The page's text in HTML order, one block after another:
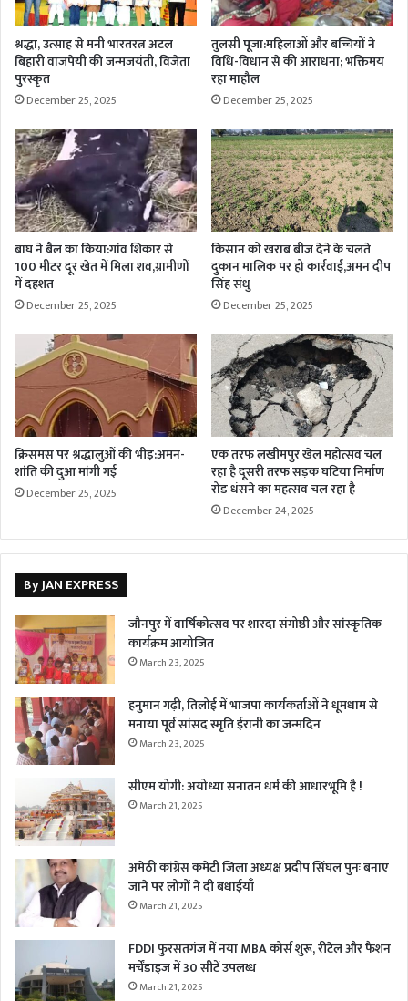
श्रद्धा, उत्साह से मनी भारतरत्न अटल
बिहारी वाजपेयी की जन्मजयंती, विजेता
पुरस्कृत
December 25, 2025
तुलसी पूजा:महिलाओं और बच्चियों ने
विधि-विधान से की आराधना; भक्तिमय
रहा माहौल
December 25, 2025
बाघ ने बैल का किया:गांव शिकार से
100 मीटर दूर खेत में मिला शव,ग्रामीणों
में दहशत
December 25, 2025
किसान को खराब बीज देने के चलते
दुकान मालिक पर हो कार्रवाई,अमन दीप
सिंह संधु
December 25, 2025
क्रिसमस पर श्रद्धालुओं की भीड़:अमन-
शांति की दुआ मांगी गई
December 25, 2025
एक तरफ लखीमपुर खेल महोत्सव चल
रहा है दूसरी तरफ सड़क घटिया निर्माण
रोड धंसने का महत्सव चल रहा है
December 24, 2025
By JAN EXPRESS
जौनपुर में वार्षिकोत्सव पर शारदा संगोष्ठी और सांस्कृतिक
कार्यक्रम आयोजित
March 23, 2025
हनुमान गढ़ी, तिलोई में भाजपा कार्यकर्ताओं ने धूमधाम से
मनाया पूर्व सांसद स्मृति ईरानी का जन्मदिन
March 23, 2025
सीएम योगी: अयोध्या सनातन धर्म की आधारभूमि है !
March 21, 2025
अमेठी कांग्रेस कमेटी जिला अध्यक्ष प्रदीप सिंघल पुनः बनाए
जाने पर लोगों ने दी बधाईयाँ
March 21, 2025
FDDI फुरसतगंज में नया MBA कोर्स शुरू, रीटेल और फैशन
मर्चेंडाइज में 30 सीटें उपलब्ध
March 21, 2025